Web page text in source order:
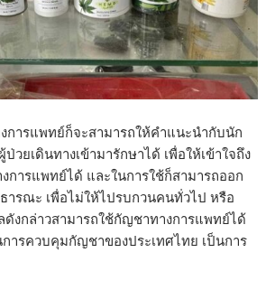
การแพทย์ก็จะสามารถให้คำแนะนำกับนัก
วยเดินทางเข้ามารักษาได้ เพื่อให้เข้าใจถึง
การแพทย์ได้ และในการใช้ก็สามารถออก
ารณะ เพื่อไม่ให้ไปรบกวนคนทั่วไป หรือ
งกล่าวสามารถใช้กัญชาทางการแพทย์ได้
ารควบคุมกัญชาของประเทศไทย เป็นการ